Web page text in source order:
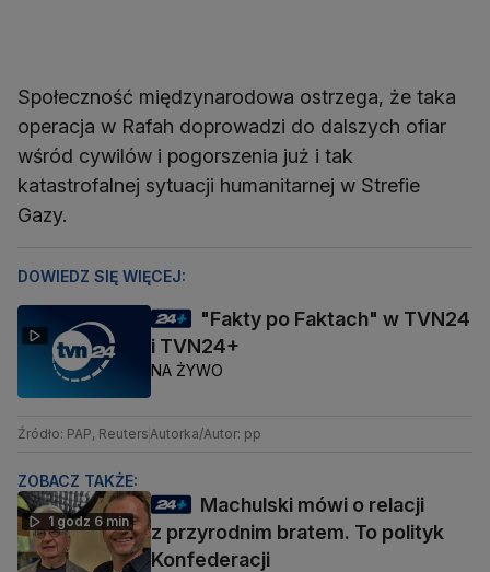
Społeczność międzynarodowa ostrzega, że taka
operacja w Rafah doprowadzi do dalszych ofiar
wśród cywilów i pogorszenia już i tak
katastrofalnej sytuacji humanitarnej w Strefie
Gazy.
DOWIEDZ SIĘ WIĘCEJ:
"Fakty po Faktach" w TVN24
i TVN24+
NA ŻYWO
Źródło: PAP, Reuters Autorka/Autor: pp
ZOBACZ TAKŻE:
1 godz 6 min
Machulski mówi o relacji
z przyrodnim bratem. To polityk
Konfederacji